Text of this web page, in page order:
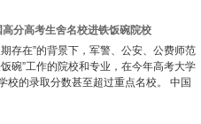
分高考生舍名校进铁饭碗院校
存在”的背景下，军警、公安、公费师范
碗”工作的院校和专业，在今年高考大学
校的录取分数甚至超过重点名校。 中国